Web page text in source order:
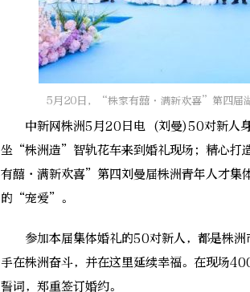
5月20日，“株家有囍·满新欢喜”第四届
中新网株洲5月20日电 (刘曼)50对新人身
坐“株洲造”智轨花车来到婚礼现场；精心
有囍·满新欢喜”第四刘曼届株洲青年人才集
的“宠爱”。
参加本届集体婚礼的50对新人，都是株洲
手在株洲奋斗，并在这里延续幸福。在现场
誓词，郑重签订婚约。